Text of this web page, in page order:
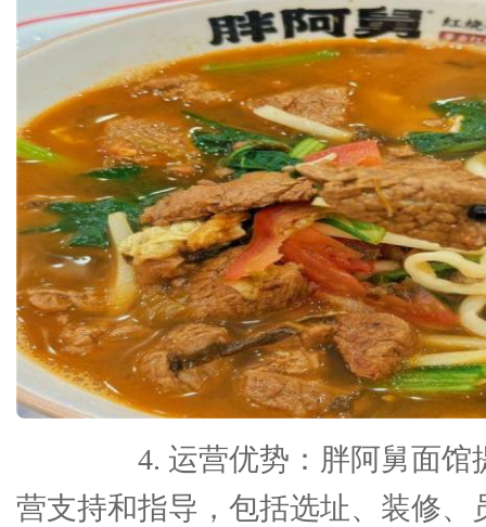
4. 运营优势：胖阿舅面馆
营支持和指导，包括选址、装修、